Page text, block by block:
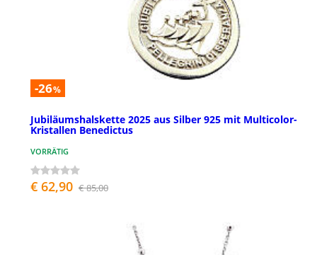
-26%
Jubiläumshalskette 2025 aus Silber 925 mit Multicolor-
Kristallen Benedictus
VORRÄTIG
€ 62,90 € 85,00